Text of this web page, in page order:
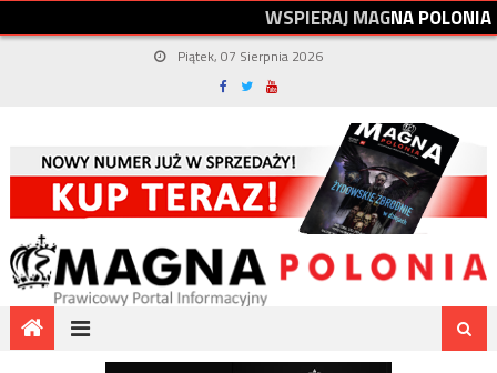
WSPIERAJMAGNAPOLONIA
Piątek, 07 Sierpnia 2026